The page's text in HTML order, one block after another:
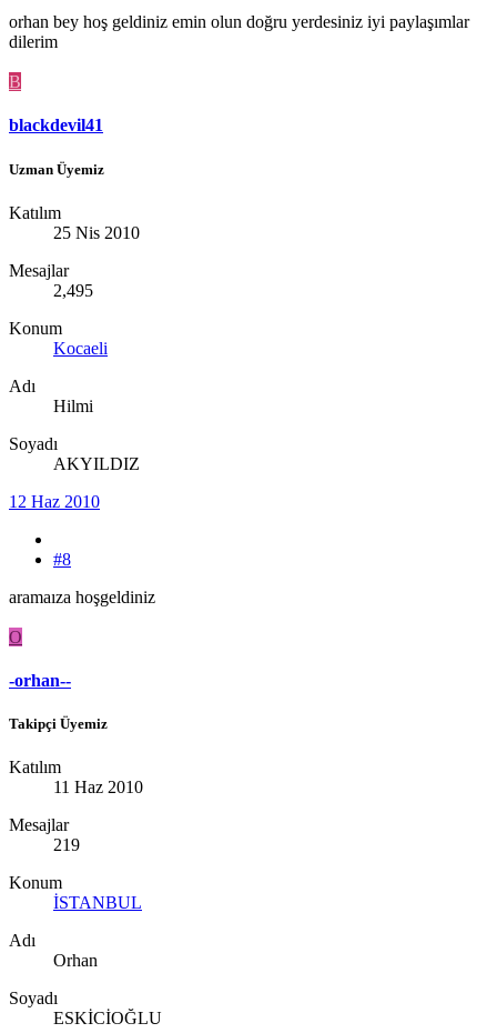
orhan bey hoş geldiniz emin olun doğru yerdesiniz iyi paylaşımlar
dilerim
B
blackdevil41
Uzman Üyemiz
Katılım
25 Nis 2010
Mesajlar
2,495
Konum
Kocaeli
Adı
Hilmi
Soyadı
AKYILDIZ
12 Haz 2010
#8
aramaıza hoşgeldiniz
O
-orhan--
Takipçi Üyemiz
Katılım
11 Haz 2010
Mesajlar
219
Konum
İSTANBUL
Adı
Orhan
Soyadı
ESKİCİOĞLU